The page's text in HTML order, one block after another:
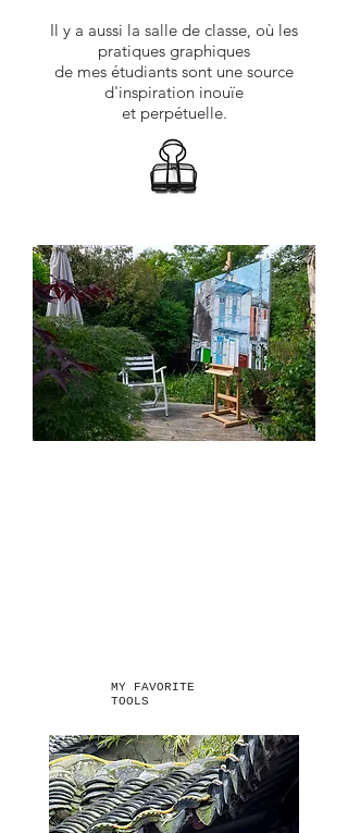
Il y a aussi la salle de classe, où les
pratiques graphiques
de mes étudiants sont une source
d'inspiration inouïe
et perpétuelle.
MY FAVORITE
TOOLS